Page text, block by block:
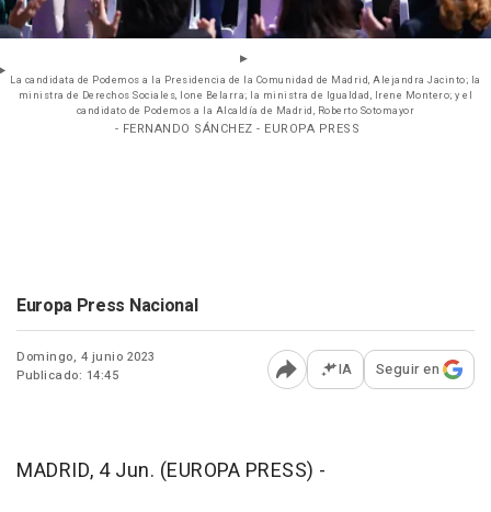
La candidata de Podemos a la Presidencia de la Comunidad de Madrid, Alejandra Jacinto; la
ministra de Derechos Sociales, Ione Belarra; la ministra de Igualdad, Irene Montero; y el
candidato de Podemos a la Alcaldía de Madrid, Roberto Sotomayor
- FERNANDO SÁNCHEZ - EUROPA PRESS
Europa Press Nacional
Domingo, 4 junio 2023
Publicado: 14:45
Abrir opciones para
IA Seguir en
MADRID, 4 Jun. (EUROPA PRESS) -